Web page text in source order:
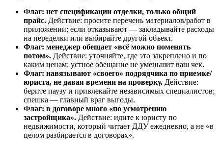
Флаг: нет спецификации отделки, только общий
прайс. Действие: просите перечень материалов/работ в
приложении; если отказывают — закладывайте расходы
на переделки или выбирайте другой объект.
Флаг: менеджер обещает «всё можно поменять
потом». Действие: уточняйте, где это закреплено и по
каким ценам; устное обещание не уменьшит ваш чек.
Флаг: навязывают «своего» подрядчика по приемке/
юриста, не давая времени на проверку. Действие:
берите паузу и привлекайте независимых специалистов;
спешка — главный враг выгоды.
Флаг: в договоре много «по усмотрению
застройщика». Действие: идите к юристу по
недвижимости, который читает ДДУ ежедневно, а не «в
целом разбирается в договорах».